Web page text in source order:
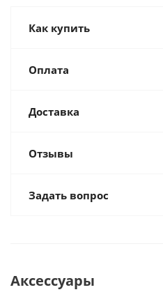
Как купить
Оплата
Доставка
Отзывы
Задать вопрос
Аксессуары